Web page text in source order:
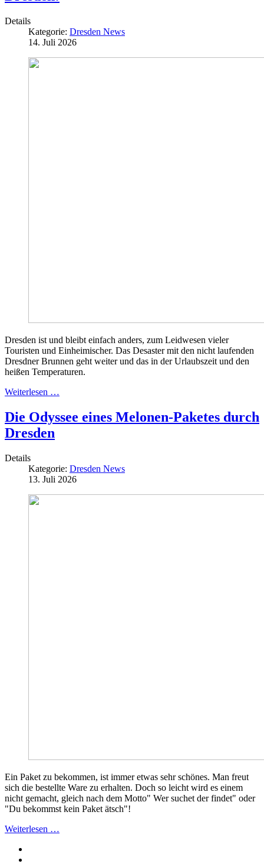
Details
Kategorie: Dresden News
14. Juli 2026
Dresden ist und bleibt einfach anders, zum Leidwesen vieler
Touristen und Einheimischer. Das Desaster mit den nicht laufenden
Dresdner Brunnen geht weiter und das in der Urlaubszeit und den
heißen Temperaturen.
Weiterlesen …
Die Odyssee eines Melonen-Paketes durch
Dresden
Details
Kategorie: Dresden News
13. Juli 2026
Ein Paket zu bekommen, ist immer etwas sehr schönes. Man freut
sich die bestellte Ware zu erhalten. Doch so leicht wird es einem
nicht gemacht, gleich nach dem Motto" Wer suchet der findet" oder
"Du bekommst kein Paket ätsch"!
Weiterlesen …